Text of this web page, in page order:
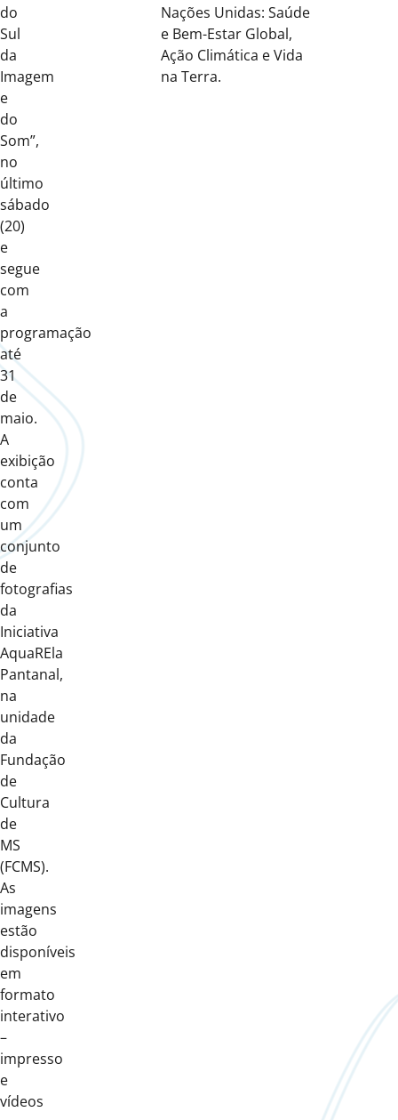
do
Sul
da
Imagem
e
do
Som”,
no
último
sábado
(20)
e
segue
com
a
programação
até
31
de
maio.
A
exibição
conta
com
um
conjunto
de
fotografias
da
Iniciativa
AquaREla
Pantanal,
na
unidade
da
Fundação
de
Cultura
de
MS
(FCMS).
As
imagens
estão
disponíveis
em
formato
interativo
–
impresso
e
vídeos
Nações Unidas: Saúde
e Bem-Estar Global,
Ação Climática e Vida
na Terra.